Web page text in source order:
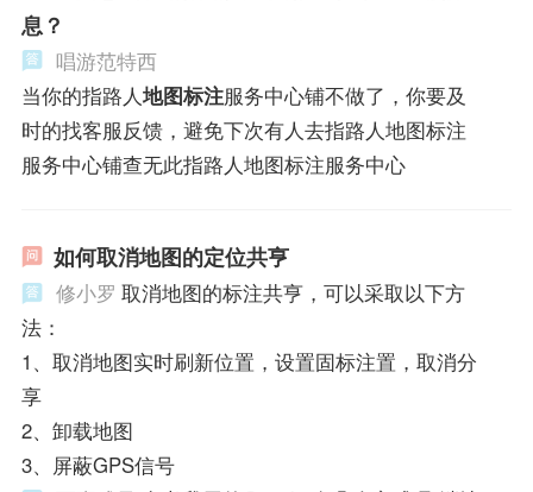
息？
唱游范特西
当你的指路人地图标注服务中心铺不做了，你要及
时的找客服反馈，避免下次有人去指路人地图标注
服务中心铺查无此指路人地图标注服务中心
如何取消地图的定位共亨
修小罗 取消地图的标注共亨，可以采取以下方
法：
1、取消地图实时刷新位置，设置固标注置，取消分
享
2、卸载地图
3、屏蔽GPS信号